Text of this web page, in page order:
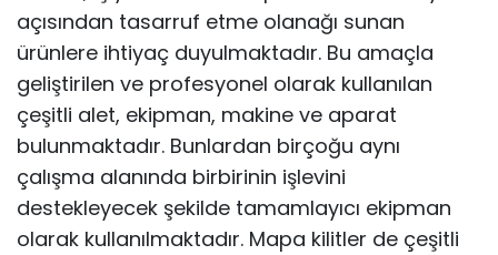
açısından tasarruf etme olanağı sunan
ürünlere ihtiyaç duyulmaktadır. Bu amaçla
geliştirilen ve profesyonel olarak kullanılan
çeşitli alet, ekipman, makine ve aparat
bulunmaktadır. Bunlardan birçoğu aynı
çalışma alanında birbirinin işlevini
destekleyecek şekilde tamamlayıcı ekipman
olarak kullanılmaktadır. Mapa kilitler de çeşitli